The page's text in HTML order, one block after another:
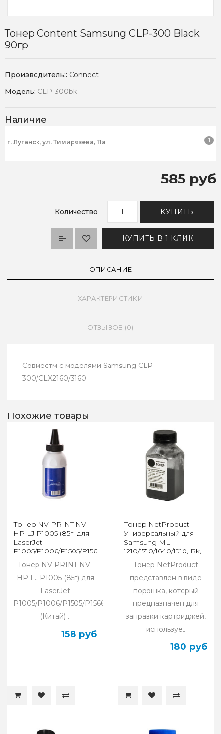
Тонер Content Samsung CLP-300 Black
90гр
Производитель:: Connect
Модель: CLP-300bk
Наличие
г. Луганск, ул. Тимирязева, 11а 1
585 руб
Количество КУПИТЬ
КУПИТЬ В 1 КЛИК
ОПИСАНИЕ
ХАРАКТЕРИСТИКИ
ОТЗЫВОВ (0)
Cовместм с моделями Samsung CLP-
300/CLX2160/3160
Похожие товары
Тонер NV PRINT NV-
HP LJ P1005 (85г) для
LaserJet
P1005/P1006/P1505/P1566/P1102
Тонер NV PRINT NV-
HP LJ P1005 (85г) для
LaserJet
P1005/P1006/P1505/P1566/P1102
(Китай) ..
158 руб
Тонер NetProduct
Универсальный для
Samsung ML-
1210/1710/1640/1910, Bk,
80 г, банка
Тонер NetProduct
представлен в виде
порошка, который
предназначен для
заправки картриджей,
используе..
180 руб